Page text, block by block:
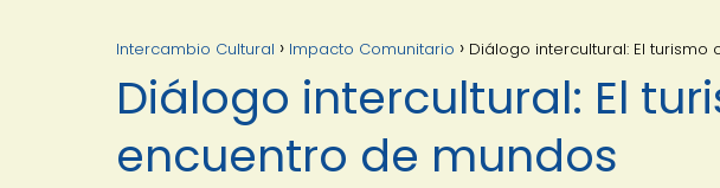
Intercambio Cultural Impacto Comunitario Diálogo intercultural: El
Diálogo intercultural: El
encuentro de mundos